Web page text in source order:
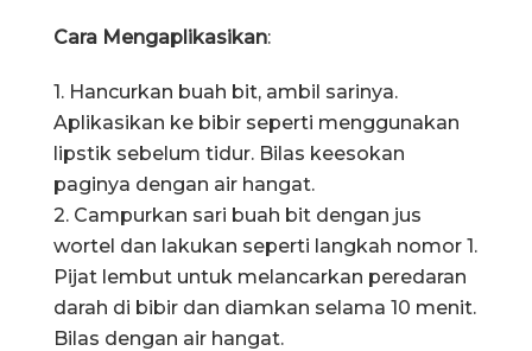
Cara Mengaplikasikan:
1. Hancurkan buah bit, ambil sarinya.
Aplikasikan ke bibir seperti menggunakan
lipstik sebelum tidur. Bilas keesokan
paginya dengan air hangat.
2. Campurkan sari buah bit dengan jus
wortel dan lakukan seperti langkah nomor 1.
Pijat lembut untuk melancarkan peredaran
darah di bibir dan diamkan selama 10 menit.
Bilas dengan air hangat.